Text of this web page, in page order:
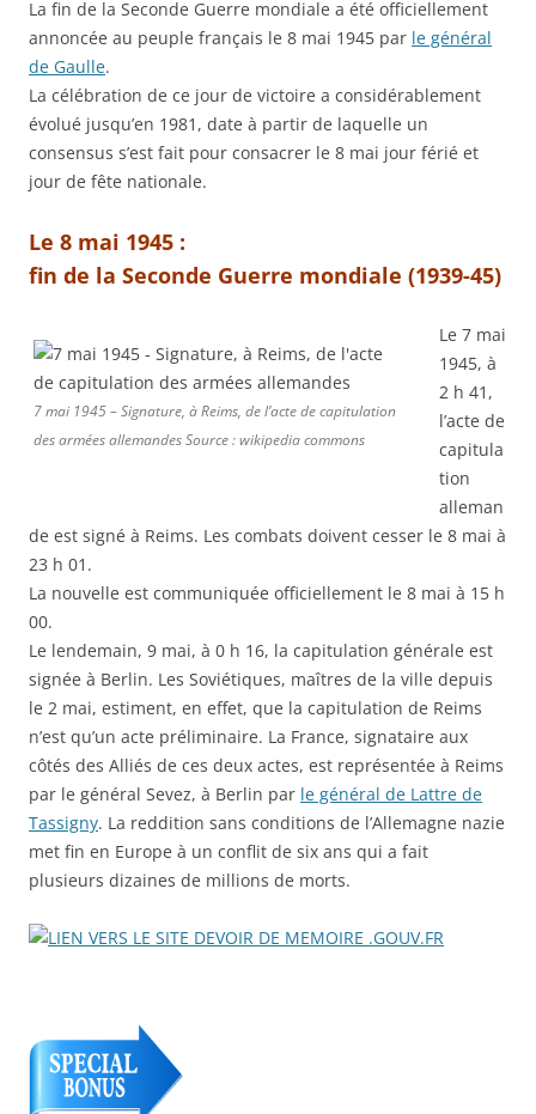
La fin de la Seconde Guerre mondiale a été officiellement
annoncée au peuple français le 8 mai 1945 par le général
de Gaulle.
La célébration de ce jour de victoire a considérablement
évolué jusqu’en 1981, date à partir de laquelle un
consensus s’est fait pour consacrer le 8 mai jour férié et
jour de fête nationale.
Le 8 mai 1945 :
fin de la Seconde Guerre mondiale (1939-45)
7 mai 1945 – Signature, à Reims, de l’acte de capitulation
des armées allemandes Source : wikipedia commons
Le 7 mai
1945, à
2 h 41,
l’acte de
capitula
tion
alleman
de est signé à Reims. Les combats doivent cesser le 8 mai à
23 h 01.
La nouvelle est communiquée officiellement le 8 mai à 15 h
00.
Le lendemain, 9 mai, à 0 h 16, la capitulation générale est
signée à Berlin. Les Soviétiques, maîtres de la ville depuis
le 2 mai, estiment, en effet, que la capitulation de Reims
n’est qu’un acte préliminaire. La France, signataire aux
côtés des Alliés de ces deux actes, est représentée à Reims
par le général Sevez, à Berlin par le général de Lattre de
Tassigny. La reddition sans conditions de l’Allemagne nazie
met fin en Europe à un conflit de six ans qui a fait
plusieurs dizaines de millions de morts.